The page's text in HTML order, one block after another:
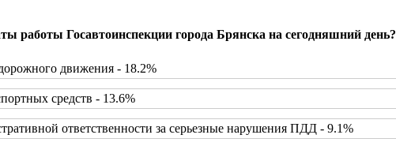
работы Госавтоинспекции города Брянска на сегодняшний день?
движения - 18.2%
средств - 13.6%
ответственности за серьезные нарушения ПДД - 9.1%